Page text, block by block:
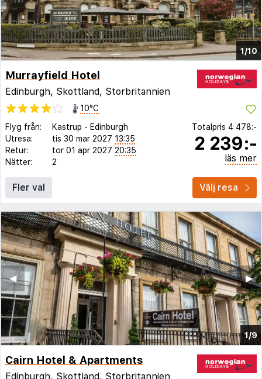
1/10
Murrayfield Hotel
Edinburgh, Skottland, Storbritannien
10°C
Flyg från:
Kastrup - Edinburgh
Utresa:
tis 30 mar 2027 13:35
Retur:
tor 01 apr 2027 20:35
Nätter:
2
Totalpris 4 478:-
2 239:-
läs mer
Fler val Välj resa
1/9
▶︎
◀︎
Cairn Hotel & Apartments
Edinburgh, Skottland, Storbritannien